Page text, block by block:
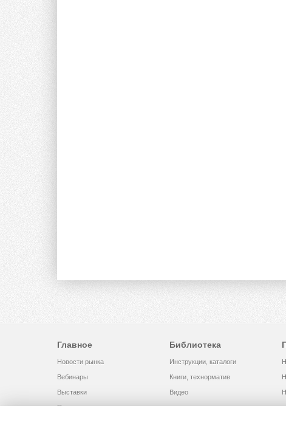
Главное
Новости рынка
Вебинары
Выставки
Помощь
Библиотека
Инструкции, каталоги
Книги, технорматив
Видео